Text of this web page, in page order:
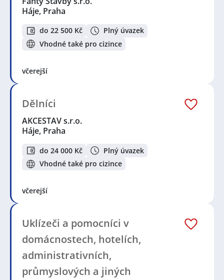
Háje, Praha
do 22 500 Kč
Plný úvazek
Vhodné také pro cizince
včerejší
Dělníci
AKCESTAV s.r.o.
Háje, Praha
do 24 000 Kč
Plný úvazek
Vhodné také pro cizince
včerejší
Uklízeči a pomocníci v
domácnostech, hotelích,
administrativních,
průmyslových a jiných